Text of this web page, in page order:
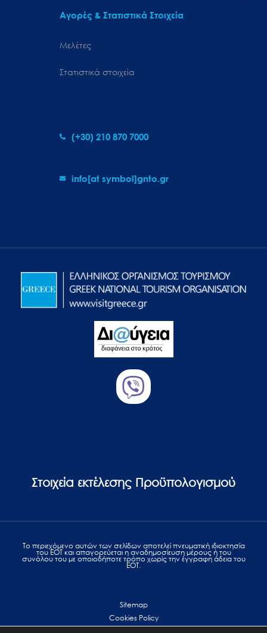
Αγορές & Στατιστικά Στοιχεία
Μελέτες
Στατιστικά στοιχεία
(+30) 210 870 7000
info[at symbol]gnto.gr
Στοιχεία εκτέλεσης Προϋπολογισμού
Το περιεχόμενο αυτών των σελίδων αποτελεί πvευματική ιδιοκτησία
του ΕΟΤ και απαγορεύεται η αναδημοσίευση μέρους ή του
συνόλου του με οποιοδήποτε τρόπο χωρίς την έγγραφη άδεια του
ΕΟΤ.
Sitemap
Cookies Policy